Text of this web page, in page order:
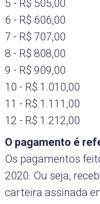
5 - R$ 505,00
6 - R$ 606,00
7 - R$ 707,00
8 - R$ 808,00
9 - R$ 909,00
10 - R$ 1.010,00
11 - R$ 1.111,00
12 - R$ 1.212,00
O pagamento é
Os pagamentos
2020. Ou seja,
carteira assinada